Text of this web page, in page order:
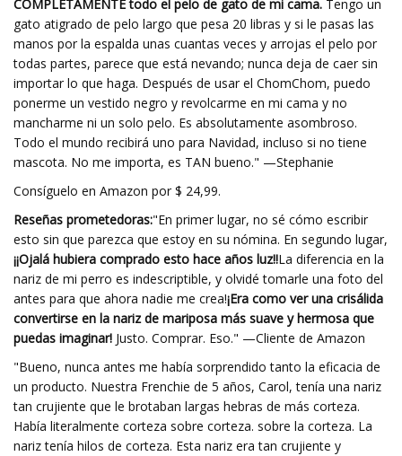
COMPLETAMENTE todo el pelo de gato de mi cama. Tengo un
gato atigrado de pelo largo que pesa 20 libras y si le pasas las
manos por la espalda unas cuantas veces y arrojas el pelo por
todas partes, parece que está nevando; nunca deja de caer sin
importar lo que haga. Después de usar el ChomChom, puedo
ponerme un vestido negro y revolcarme en mi cama y no
mancharme ni un solo pelo. Es absolutamente asombroso.
Todo el mundo recibirá uno para Navidad, incluso si no tiene
mascota. No me importa, es TAN bueno." —Stephanie
Consíguelo en Amazon por $ 24,99.
Reseñas prometedoras:"En primer lugar, no sé cómo escribir
esto sin que parezca que estoy en su nómina. En segundo lugar,
¡¡Ojalá hubiera comprado esto hace años luz!!La diferencia en la
nariz de mi perro es indescriptible, y olvidé tomarle una foto del
antes para que ahora nadie me crea!¡Era como ver una crisálida
convertirse en la nariz de mariposa más suave y hermosa que
puedas imaginar! Justo. Comprar. Eso." —Cliente de Amazon
"Bueno, nunca antes me había sorprendido tanto la eficacia de
un producto. Nuestra Frenchie de 5 años, Carol, tenía una nariz
tan crujiente que le brotaban largas hebras de más corteza.
Había literalmente corteza sobre corteza. sobre la corteza. La
nariz tenía hilos de corteza. Esta nariz era tan crujiente y